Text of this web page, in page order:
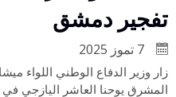
تفجير دمشق
زار وزير الدفاع الوطني اللواء
المشرق يوحنا العاشر اليازجي